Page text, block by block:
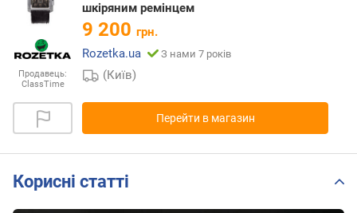
Продавець:
ClassTime
шкіряним ремінцем
9 200 грн.
Rozetka.ua
З нами 7 років
(Київ)
Перейти в магазин
Корисні статті